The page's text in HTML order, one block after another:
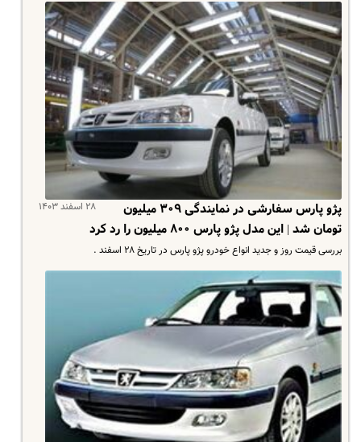
۲۸ اسفند ۱۴۰۳
پژو پارس سفارشی در نمایندگی ۳۰۹ میلیون
تومان شد | این مدل پژو پارس ۸۰۰ میلیون را رد کرد
بررسی قیمت روز و جدید انواع خودرو پژو پارس در تاریخ ۲۸ اسفند .